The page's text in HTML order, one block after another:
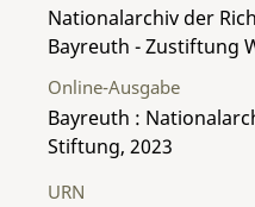
Nationalarchiv der
Bayreuth - Zustiftung
Online-Ausgabe
Bayreuth :
Stiftung, 2023
URN